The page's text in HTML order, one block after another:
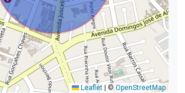
Leaflet ©OpenStreetMap